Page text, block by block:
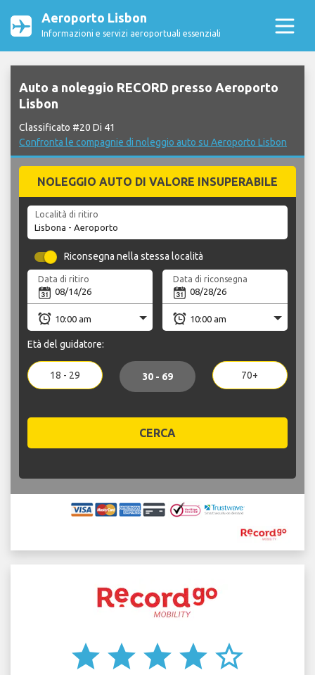
Aeroporto Lisbon
Informazioni e servizi aeroportuali essenziali
Auto a noleggio RECORD presso Aeroporto
Lisbon
Classificato #20 Di 41
Confronta le compagnie di noleggio auto su Aeroporto Lisbon
NOLEGGIO AUTO DI VALORE INSUPERABILE
Località di ritiro
Riconsegna nella stessa località
Data di ritiro Data di riconsegna
Età del guidatore:
18 - 29 30 - 69 70+
CERCA
star star star star star_border